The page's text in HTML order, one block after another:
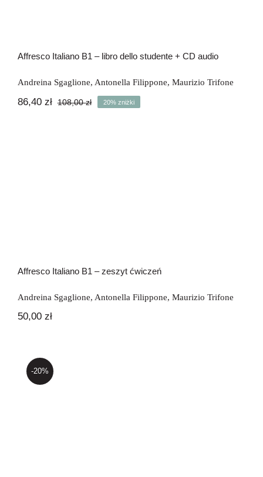
Affresco Italiano B1 – libro dello studente + CD audio
Andreina Sgaglione, Antonella Filippone, Maurizio Trifone
108,00złPierwotna
86,40 zł
Aktualna
20% zniżki
Affresco Italiano B1 – zeszyt ćwiczeń
Andreina Sgaglione, Antonella Filippone, Maurizio Trifone
50,00 zł
-20%